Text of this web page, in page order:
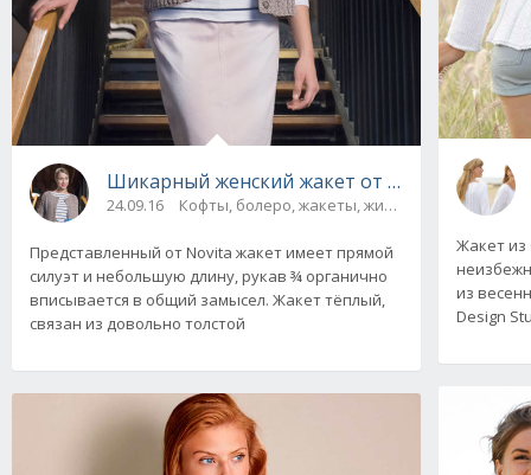
Шикарный женский жакет от Novita с
24.09.16 Кофты, болеро, жакеты, жилеты, пуловеры и
Представленный от Novita жакет имеет прямой
силуэт и небольшую длину, рукав ¾ органично
вписывается в общий замысел. Жакет тёплый,
связан из довольно толстой
Жакет из
из
Design